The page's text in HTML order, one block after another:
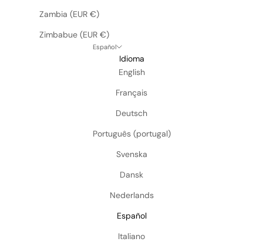
Zambia (EUR €)
Zimbabue (EUR €)
Español
Idioma
English
Français
Deutsch
Português (portugal)
Svenska
Dansk
Nederlands
Español
Italiano